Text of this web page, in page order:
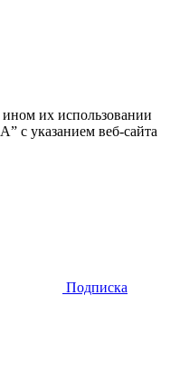
их использовании
с указанием веб-сайта
Подписка